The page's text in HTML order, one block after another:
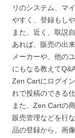
リのシステム、マ
やすく、登録もし
また、近く、取説
あれば、販売の出
メーカーや、他の
にもなる教えて
Zen Cartにログイ
れで投稿のできる
また、Zen Cartの
販売管理などを行
品の登録から、画